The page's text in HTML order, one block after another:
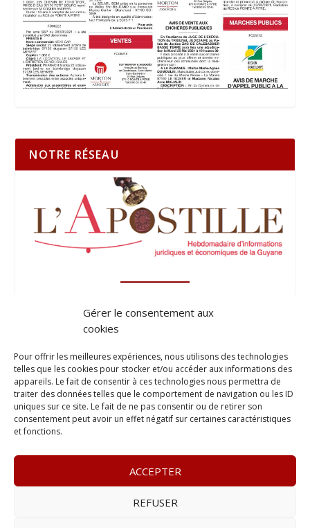
Gérer le consentement aux
cookies
Pour offrir les meilleures expériences, nous utilisons des technologies
telles que les cookies pour stocker et/ou accéder aux informations des
appareils. Le fait de consentir à ces technologies nous permettra de
traiter des données telles que le comportement de navigation ou les ID
uniques sur ce site. Le fait de ne pas consentir ou de retirer son
consentement peut avoir un effet négatif sur certaines caractéristiques
et fonctions.
ACCEPTER
REFUSER
NOTRE RÉSEAU
– www.lelegis.fr –Zone Franche Cité Dillon